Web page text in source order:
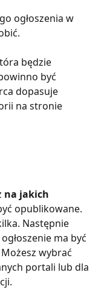
ogłoszenia w
będzie
być
dopasuje
na stronie
na jakich
opublikowane.
Następnie
ma być
wybrać
portali lub dla